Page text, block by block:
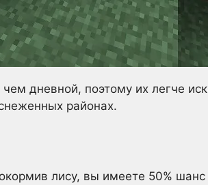
дневной, поэтому их легче
районах.
лису, вы имеете 50%